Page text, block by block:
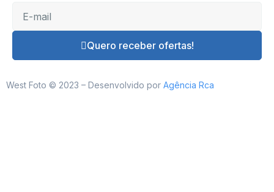
Quero receber ofertas!
West Foto © 2023 – Desenvolvido por Agência Rca